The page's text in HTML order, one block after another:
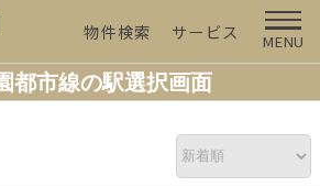
物件検索 サービス MENU
都市線の駅選択画面